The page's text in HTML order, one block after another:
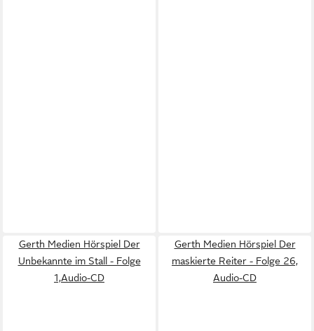
Gerth Medien Hörspiel Der
Unbekannte im Stall - Folge
1,Audio-CD
Gerth Medien Hörspiel Der
maskierte Reiter - Folge 26,
Audio-CD